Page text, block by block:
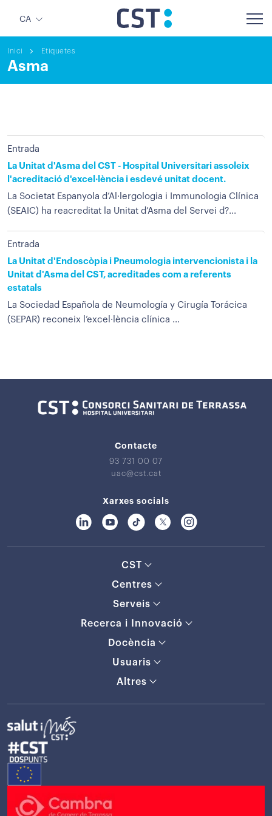
CA
Inici Etiquetes
Asma
Entrada
La Unitat d'Asma del CST - Hospital Universitari assoleix
l'acreditació d'excel·lència i esdevé unitat docent.
La Societat Espanyola d’Al·lergologia i Immunologia Clínica
(SEAIC) ha reacreditat la Unitat d’Asma del Servei d?...
Entrada
La Unitat d'Endoscòpia i Pneumologia intervencionista i la
Unitat d'Asma del CST, acreditades com a referents
estatals
La Sociedad Española de Neumología y Cirugía Torácica
(SEPAR) reconeix l’excel·lència clínica ...
Contacte
93 731 00 07
uac@cst.cat
Xarxes socials
CST
Centres
Serveis
Recerca i Innovació
Docència
Usuaris
Altres